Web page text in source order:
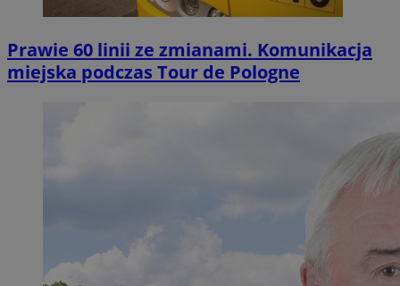
Prawie 60 linii ze zmianami. Komunikacja
miejska podczas Tour de Pologne